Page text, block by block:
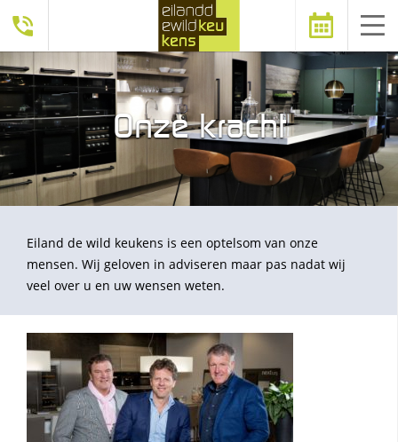
Afspraak
maken
Onze kracht
Eiland de wild keukens is een optelsom van onze
mensen. Wij geloven in adviseren maar pas nadat wij
veel over u en uw wensen weten.